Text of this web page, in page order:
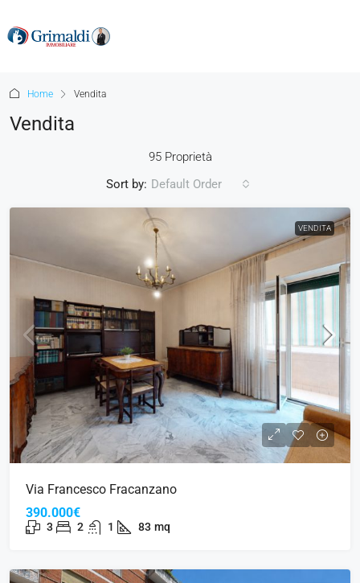
Home Vendita
Vendita
95 Proprietà
Sort by: Default Order
VENDITA
Via Francesco Fracanzano
390.000€
3 2 1 83 mq